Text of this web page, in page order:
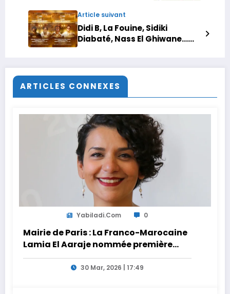
Article suivant
Didi B, La Fouine, Sidiki
Diabaté, Nass El Ghiwane…
H24info
ARTICLES CONNEXES
Yabiladi.com 0
Mairie de Paris : La Franco-Marocaine
Lamia El Aaraje nommée première
adjointe
30 Mar, 2026 | 17:49